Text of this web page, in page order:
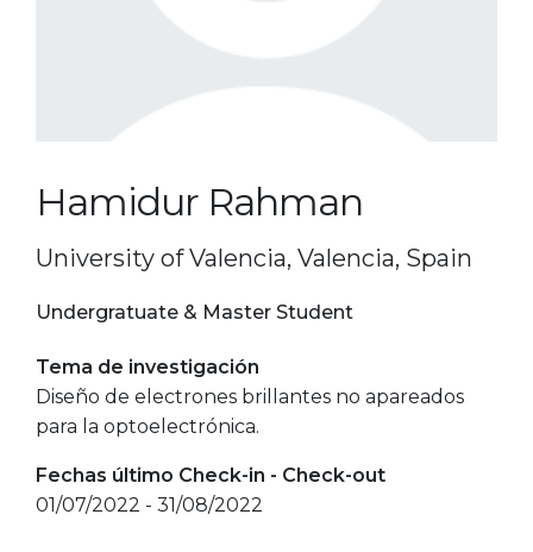
Hamidur Rahman
University of Valencia, Valencia, Spain
Undergratuate & Master Student
Tema de investigación
Diseño de electrones brillantes no apareados
para la optoelectrónica.
Fechas último Check-in - Check-out
01/07/2022 - 31/08/2022